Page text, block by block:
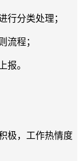
行分类处理 ；
流程 ；
报。
极，工作热情度